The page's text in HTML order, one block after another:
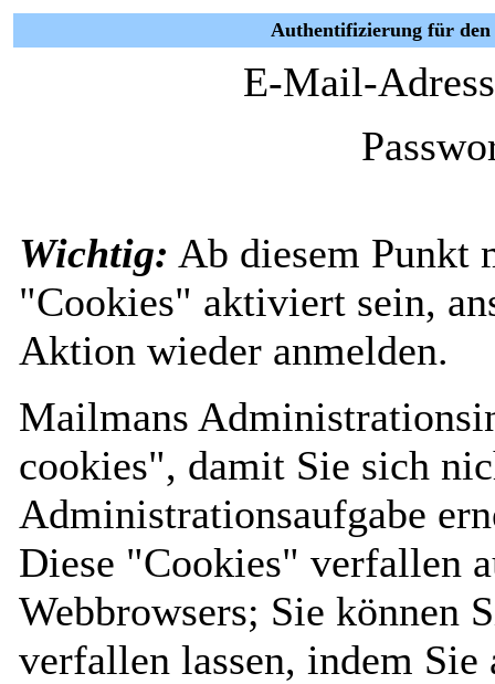
Authentifizierung für
E-Mail-
Wichtig: Ab diesem Punkt
"Cookies" aktiviert sein,
Aktion wieder anmelden.
Mailmans
cookies", damit Sie sich
Administrationsaufgabe
Diese "Cookies" verfallen
Webbrowsers; Sie können
verfallen lassen, indem